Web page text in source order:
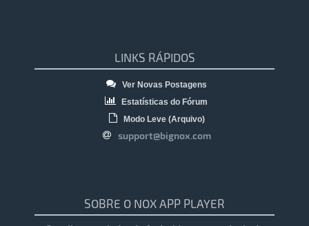
LINKS RÁPIDOS
Ver Novas Postagens
Estatísticas do Fórum
Modo Leve (Arquivo)
support@bignox.com
SOBRE O NOX APP PLAYER